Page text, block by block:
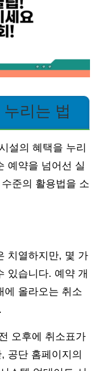
리는 법
설의 혜택을 누리
예약을 넘어선 실
준의 활용법을 소
치열하지만, 몇 가
있습니다. 예약 개
에 올라오는 취소
오후에 취소표가
공단 홈페이지의